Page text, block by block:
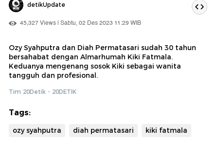
detikUpdate
45,327 Views | Sabtu, 02 Des 2023 11:29 WIB
Ozy Syahputra dan Diah Permatasari sudah 30 tahun
bersahabat dengan Almarhumah Kiki Fatmala.
Keduanya mengenang sosok Kiki sebagai wanita
tangguh dan profesional.
Tim 20Detik - 20DETIK
Tags:
ozy syahputra diah permatasari kiki fatmala